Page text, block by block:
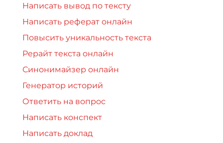
Написать вывод по тексту
Написать реферат онлайн
Повысить уникальность текста
Рерайт текста онлайн
Синонимайзер онлайн
Генератор историй
Ответить на вопрос
Написать конспект
Написать доклад